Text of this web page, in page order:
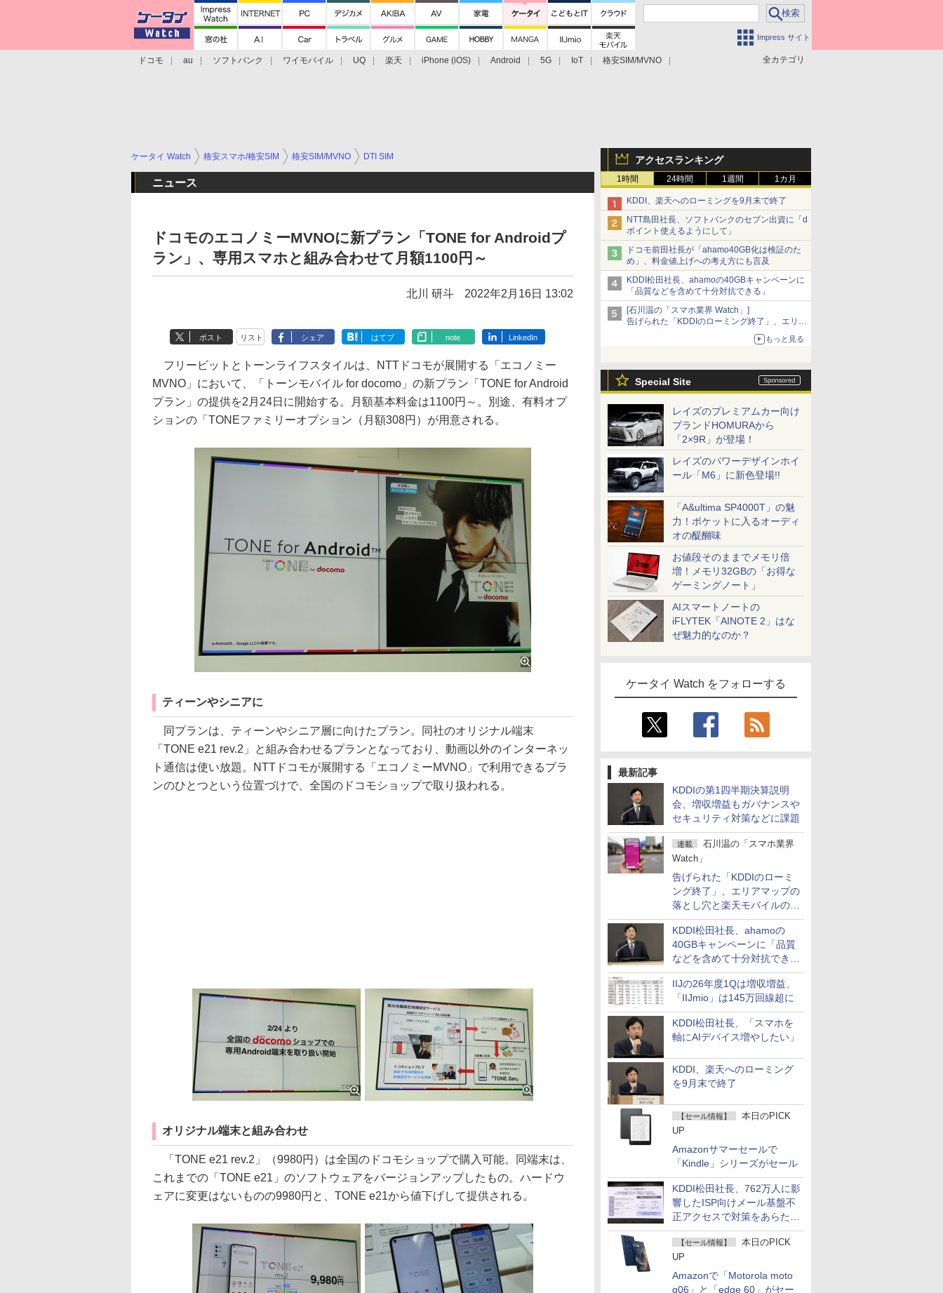
Impress サイト
全カテゴリ
ドコモ au ソフトバンク ワイモバイル UQ 楽天 iPhone (iOS) Android 5G IoT
格安SIM/MVNO
アクセスランキング
1時間 24時間 1週間 1カ月
KDDI、楽天へのローミングを9月末で終了
NTT島田社長、ソフトバンクのセブン出資に「d
ポイント使えるようにして」
ドコモ前田社長が「ahamo40GB化は検証のた
め」、料金値上げへの考え方にも言及
KDDI松田社長、ahamoの40GBキャンペーンに
「品質などを含めて十分対抗できる」
[石川温の「スマホ業界 Watch」]
告げられた「KDDIのローミング終了」、エリア
マップの落とし穴と楽天モバイルの課題
もっと見る
Special Site
レイズのプレミアムカー向け
ブランドHOMURAから
「2×9R」が登場！
レイズのパワーデザインホイ
ール「M6」に新色登場!!
「A&ultima SP4000T」の魅
力！ポケットに入るオーディ
オの醍醐味
お値段そのままでメモリ倍
増！メモリ32GBの「お得な
ゲーミングノート」
AIスマートノートの
iFLYTEK「AINOTE 2」はな
ぜ魅力的なのか？
ケータイ Watch をフォローする
最新記事
KDDIの第1四半期決算説明
会、増収増益もガバナンスや
セキュリティ対策などに課題
連載
石川温の「スマホ業界
Watch」
告げられた「KDDIのローミ
ング終了」、エリアマップの
落とし穴と楽天モバイルの課
題
KDDI松田社長、ahamoの
40GBキャンペーンに「品質
などを含めて十分対抗でき
る」
IIJの26年度1Qは増収増益、
「IIJmio」は145万回線超に
KDDI松田社長、「スマホを
軸にAIデバイス増やしたい」
KDDI、楽天へのローミング
を9月末で終了
【セール情報】
本日のPICK
UP
Amazonサマーセールで
「Kindle」シリーズがセール
KDDI松田社長、762万人に影
響したISP向けメール基盤不
正アクセスで対策をあらため
て説明
【セール情報】
本日のPICK
UP
Amazonで「Motorola moto
g06」と「edge 60」がセー
ケータイ Watch 格安スマホ/格安SIM 格安SIM/MVNO DTI SIM
ニュース
ドコモのエコノミーMVNOに新プラン「TONE for Androidプ
ラン」、専用スマホと組み合わせて月額1100円～
北川 研斗 2022年2月16日 13:02
ポスト リスト シェア はてブ note LinkedIn
フリービットとトーンライフスタイルは、NTTドコモが展開する「エコノミー
MVNO」において、「トーンモバイル for docomo」の新プラン「TONE for Android
プラン」の提供を2月24日に開始する。月額基本料金は1100円～。別途、有料オプ
ションの「TONEファミリーオプション（月額308円）が用意される。
ティーンやシニアに
同プランは、ティーンやシニア層に向けたプラン。同社のオリジナル端末
「TONE e21 rev.2」と組み合わせるプランとなっており、動画以外のインターネッ
ト通信は使い放題。NTTドコモが展開する「エコノミーMVNO」で利用できるプラ
ンのひとつという位置づけで、全国のドコモショップで取り扱われる。
オリジナル端末と組み合わせ
「TONE e21 rev.2」（9980円）は全国のドコモショップで購入可能。同端末は、
これまでの「TONE e21」のソフトウェアをバージョンアップしたもの。ハードウ
ェアに変更はないものの9980円と、TONE e21から値下げして提供される。